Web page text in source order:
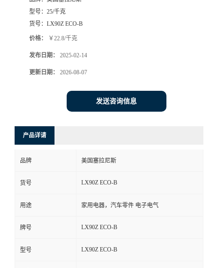
型号： 25/千克
货号： LX90Z ECO-B
价格： ￥22.8/千克
发布日期： 2025-02-14
更新日期： 2026-08-07
发送咨询信息
产品详请
品牌 美国塞拉尼斯
货号 LX90Z ECO-B
用途 家用电器，汽车零件 电子电气
牌号 LX90Z ECO-B
型号 LX90Z ECO-B